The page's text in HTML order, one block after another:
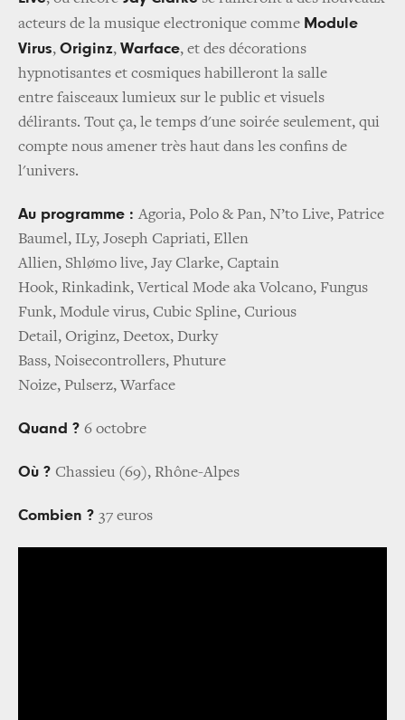
acteurs de la musique electronique comme Module
Virus, Originz, Warface, et des décorations
hypnotisantes et cosmiques habilleront la salle
entre faisceaux lumieux sur le public et visuels
délirants. Tout ça, le temps d'une soirée seulement, qui
compte nous amener très haut dans les confins de
l'univers.
Au programme : Agoria, Polo & Pan, N’to Live, Patrice
Baumel, ILy, Joseph Capriati, Ellen
Allien, Shlømo live, Jay Clarke, Captain
Hook, Rinkadink, Vertical Mode aka Volcano, Fungus
Funk, Module virus, Cubic Spline, Curious
Detail, Originz, Deetox, Durky
Bass, Noisecontrollers, Phuture
Noize, Pulserz, Warface
Quand ? 6 octobre
Où ? Chassieu (69), Rhône-Alpes
Combien ? 37 euros